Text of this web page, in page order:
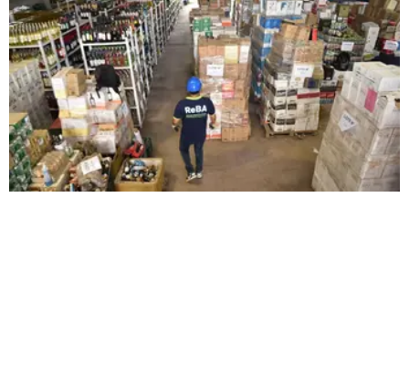
Con el campo
Espacio empresas
Sociedad y tiempo
libre
Sociedad
Tecnología
Turismo
Salud
Es viral
El tiempo